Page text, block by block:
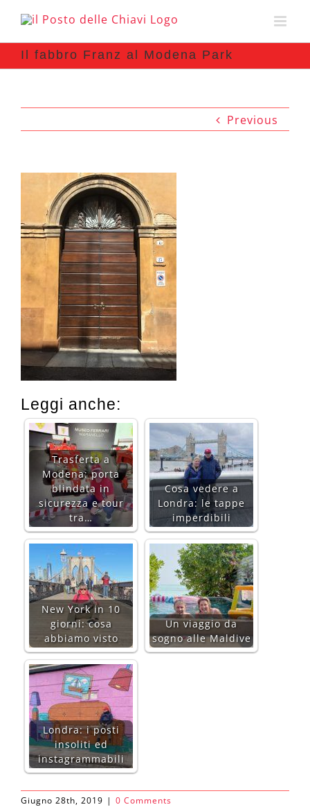
Il fabbro Franz al Modena Park
Previous
Leggi anche:
Trasferta a
Modena: porta
blindata in
sicurezza e tour
tra…
Cosa vedere a
Londra: le tappe
imperdibili
New York in 10
giorni: cosa
abbiamo visto
Un viaggio da
sogno alle Maldive
Londra: i posti
insoliti ed
instagrammabili
Giugno 28th, 2019 | 0 Comments